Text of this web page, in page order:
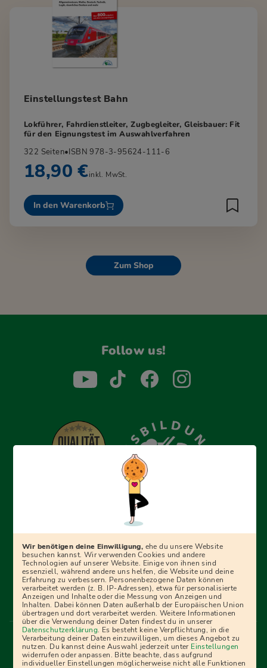
Einstellungstest Bahn
Lokführer, Fahrdienstleiter, Zugbegleiter, Gleisbauer: Fit
für den Eignungstest im Auswahlverfahren
322 Seiten•ISBN 978-3-95624-111-6
18,90 €inkl. MwSt.
In den Warenkorb
Zum Shop
Follow us!
Erfolgreich bewerben mit Ausbildungspark: Wir
begleiten dich Schritt für Schritt bei deinem Start in den
Ratgebern und Prüfungspaketen, interaktiven
Videokursen und vielem mehr. Für alle, die was werden
wollen!
Menü Fußleiste
Impressum Bildquellen Presse
Mediadaten
Partner
AGB Datenschutz
Widerrufsbelehrung
Wir benötigen deine Einwilligung, ehe du unsere Website
besuchen kannst. Wir verwenden Cookies und andere
Technologien auf unserer Website. Einige von ihnen sind
essenziell, während andere uns helfen, die Website und deine
Erfahrung zu verbessern. Personenbezogene Daten können
verarbeitet werden (z. B. IP-Adressen), etwa für personalisierte
Anzeigen und Inhalte oder die Messung von Anzeigen und
Inhalten. Dabei können Daten außerhalb der Europäischen Union
übertragen und dort verarbeitet werden. Weitere Informationen
über die Verwendung deiner Daten findest du in unserer
Datenschutzerklärung. Es besteht keine Verpflichtung, in die
Verarbeitung deiner Daten einzuwilligen, um dieses Angebot zu
nutzen. Du kannst deine Auswahl jederzeit unter Einstellungen
widerrufen oder anpassen. Bitte beachte, dass aufgrund
individueller Einstellungen möglicherweise nicht alle Funktionen